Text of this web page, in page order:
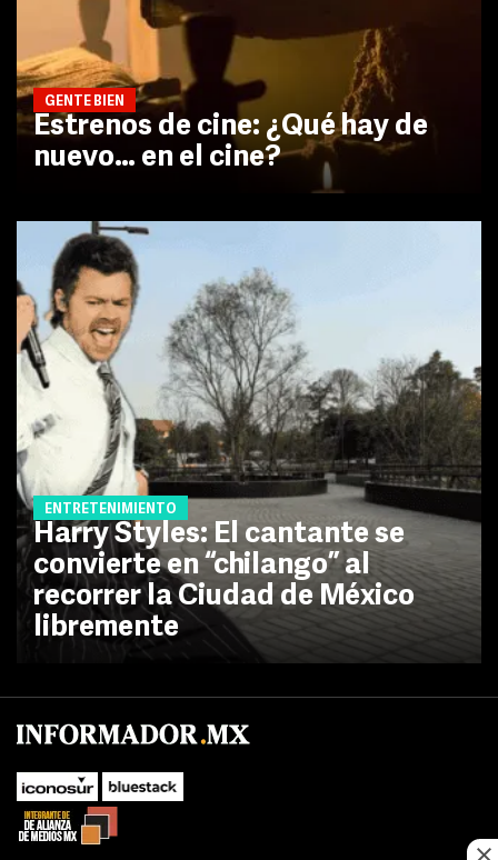
GENTE BIEN
Estrenos de cine: ¿Qué hay de
nuevo… en el cine?
ENTRETENIMIENTO
Harry Styles: El cantante se
convierte en “chilango” al
recorrer la Ciudad de México
libremente